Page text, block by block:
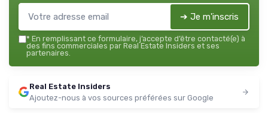
➔ Je m'inscris
* En remplissant ce formulaire, j’accepte d’être contacté(e) à
des fins commerciales par Real Estate Insiders et ses
partenaires.
Real Estate Insiders
Ajoutez-nous à vos sources préférées sur Google